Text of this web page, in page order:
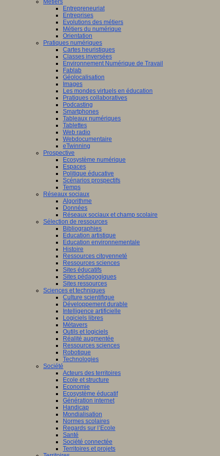
Métiers
Entrepreneuriat
Entreprises
Evolutions des métiers
Métiers du numérique
Orientation
Pratiques numériques
Cartes heuristiques
Classes inversées
Environnement Numérique de Travail
Fablab
Géolocalisation
Images
Les mondes virtuels en éducation
Pratiques collaboratives
Podcasting
Smartphones
Tableaux numériques
Tablettes
Web radio
Webdocumentaire
eTwinning
Prospective
Ecosystème numérique
Espaces
Politique éducative
Scénarios prospectifs
Temps
Réseaux sociaux
Algorithme
Données
Réseaux sociaux et champ scolaire
Sélection de ressources
Bibliographies
Education artistique
Education environnementale
Histoire
Ressources citoyenneté
Ressources sciences
Sites éducatifs
Sites pédagogiques
Sites ressources
Sciences et techniques
Culture scientifique
Développement durable
Intelligence artificielle
Logiciels libres
Métavers
Outils et logiciels
Réalité augmentée
Ressources sciences
Robotique
Technologies
Société
Acteurs des territoires
Ecole et structure
Economie
Ecosystème éducatif
Génération internet
Handicap
Mondialisation
Normes scolaires
Regards sur l’Ecole
Santé
Société connectée
Territoires et projets